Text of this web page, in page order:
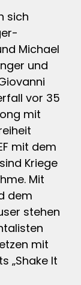
sich
Michael
und
vor 35
mit
mit dem
Kriege
Mit
dem
stehen
mit
„Shake It